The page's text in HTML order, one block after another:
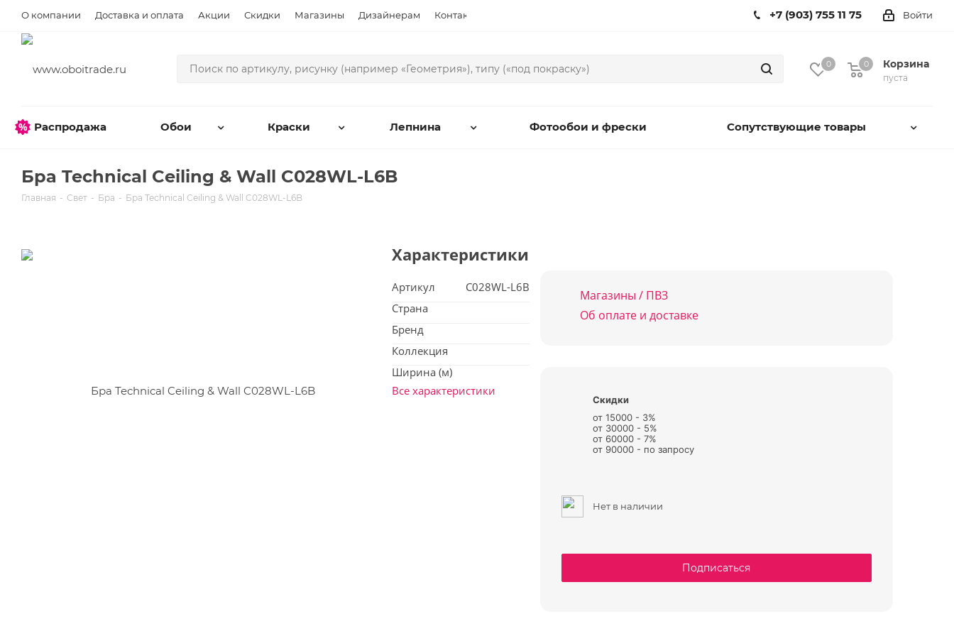
О компании Доставка и оплата Акции Скидки Магазины Дизайнерам Контакты Войти
+7 (903) 755 11 75
0 Корзина
пуста
0
Распродажа Обои Краски Лепнина Фотообои и фрески Сопутствующие товары
Бра Technical Ceiling & Wall C028WL-L6B
Главная - Свет - Бра - Бра Technical Ceiling & Wall C028WL-L6B
Характеристики
Артикул
Страна
Бренд
Коллекция
Ширина (м)
C028WL-L6B
Все характеристики
Магазины / ПВЗ
Об оплате и доставке
Скидки
от 15000 - 3%
от 30000 - 5%
от 60000 - 7%
от 90000 - по запросу
Нет в наличии
Подписаться